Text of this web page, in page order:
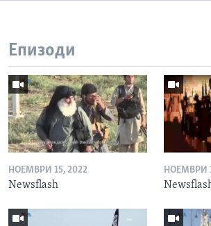
Епизоди
НОЕМВРИ 15, 2022
Newsflash
НОЕМВРИ